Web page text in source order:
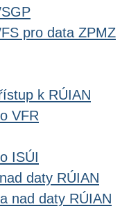
pro data ZPMZ
k RÚIAN
VFR
ISÚI
daty RÚIAN
nad daty RÚIAN